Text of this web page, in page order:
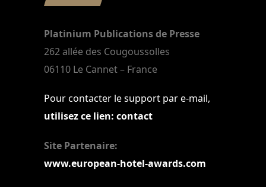
Platinium Publications de Presse
262 allée des Cougoussolles
06110 Le Cannet – France
Pour contacter le support par e-mail,
utilisez ce lien: contact
Site Partenaire:
www.european-hotel-awards.com